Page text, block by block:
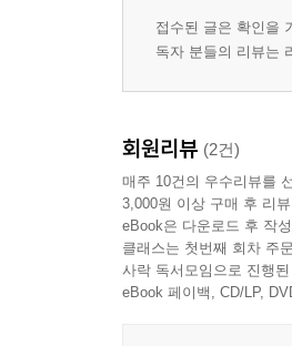
너의 8월 … 46
님 … 47
4부. 바람은 다시 꽃향
저녁노을 … 54
세 개의 궤적 … 55
잠 못 이루는 밤 … 56
접수된 글은 확인을
독자 분들의 리뷰는
회원리뷰 (2건)
매주 10건의 우수리뷰를
3,000원 이상 구매 후 리
eBook은 다운로드 후 작
클래스는 첫번째 회차 주
사락 독서모임으로 진행
eBook 페이백, CD/LP,